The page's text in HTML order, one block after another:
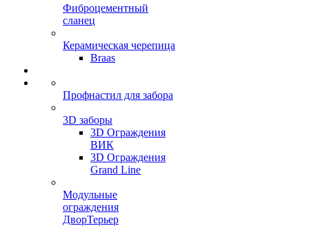
Фиброцементный
сланец
Керамическая черепица
Braas
Профнастил для забора
3D заборы
3D Ограждения
ВИК
3D Ограждения
Grand Line
Модульные
ограждения
ДворТерьер